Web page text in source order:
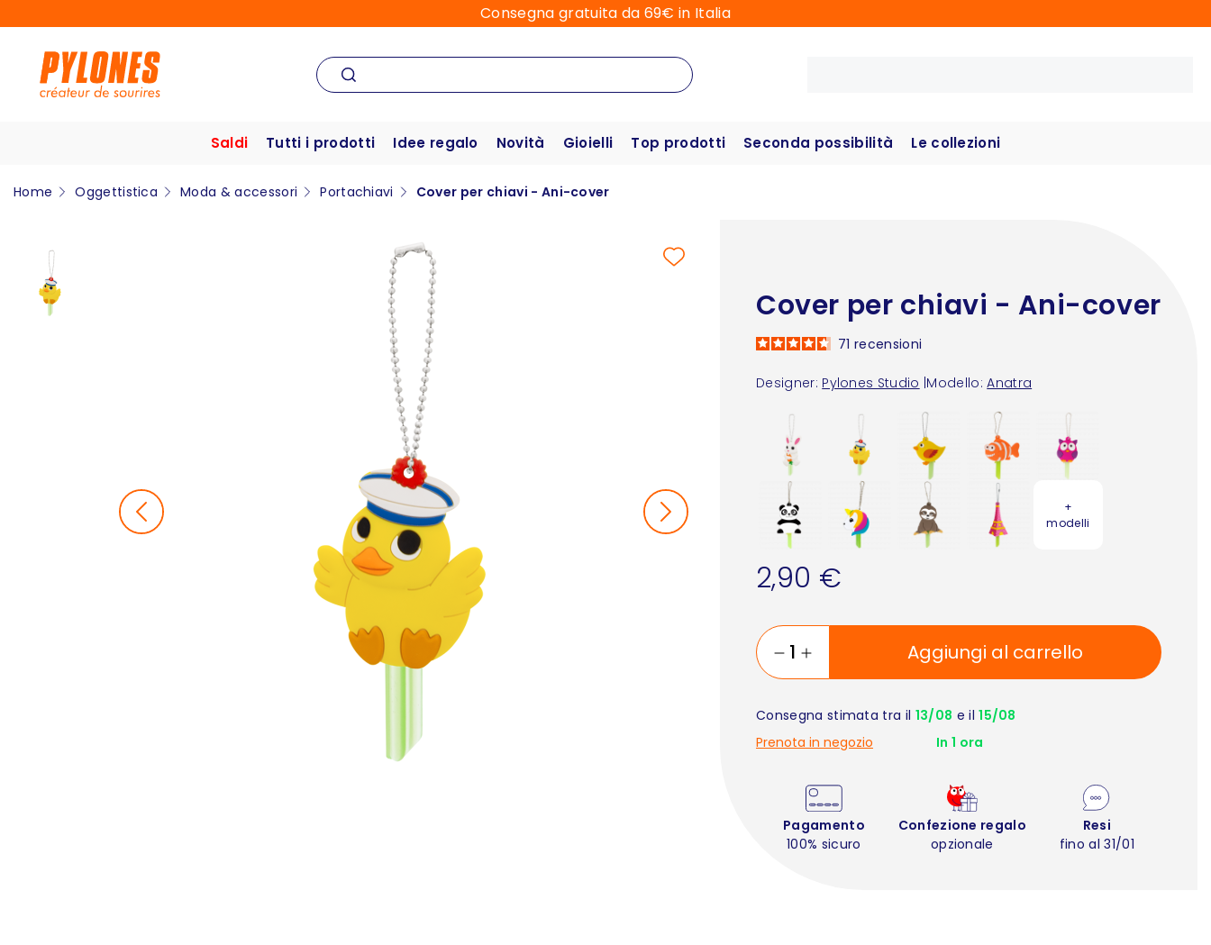
Consegna gratuita da 69€ in Italia
Saldi Tutti i prodotti Idee regalo Novità Gioielli Top prodotti Seconda possibilità Le collezioni
Home Oggettistica Moda & accessori Portachiavi Cover per chiavi - Ani-cover
Cover per chiavi - Ani-cover
Designer: Pylones Studio Modello: Anatra
71 recensioni
+
modelli
2,90 €
Aggiungi al carrello
Consegna stimata tra il 13/08 e il15/08
Prenota in negozio
In 1 ora
Pagamento
100% sicuro
Confezione regalo
opzionale
Resi
fino al 31/01